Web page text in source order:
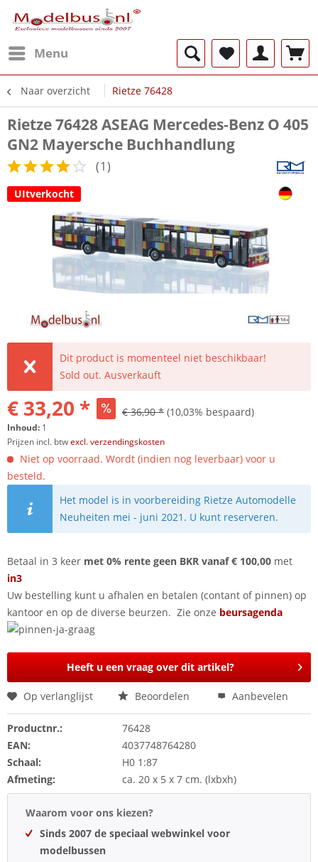
Menu
Naar overzicht Rietze 76428
Rietze 76428 ASEAG Mercedes-Benz O 405
GN2 Mayersche Buchhandlung
(1)
UItverkocht
Dit product is momenteel niet beschikbaar!
Sold out. Ausverkauft
€ 33,20 * € 36,90 * (10,03% bespaard)
Inhoud: 1
Prijzen incl. btwexcl. verzendingskosten
Niet op voorraad. Wordt (indien nog leverbaar) voor u
besteld.
Het model is in voorbereiding Rietze Automodelle
Neuheiten mei - juni 2021. U kunt reserveren.
Betaal in 3 keer met 0% rente geen BKR vanaf € 100,00 met
in3
Uw bestelling kunt u afhalen en betalen (contant of pinnen) op
kantoor en op de diverse beurzen. Zie onze beursagenda
Heeft u een vraag over dit artikel?
Op verlanglijst Beoordelen Aanbevelen
Productnr.:
76428
EAN:
4037748764280
Schaal:
H0 1:87
Afmeting:
ca. 20 x 5 x 7 cm. (lxbxh)
Waarom voor ons kiezen?
Sinds 2007 de speciaal webwinkel voor
modelbussen